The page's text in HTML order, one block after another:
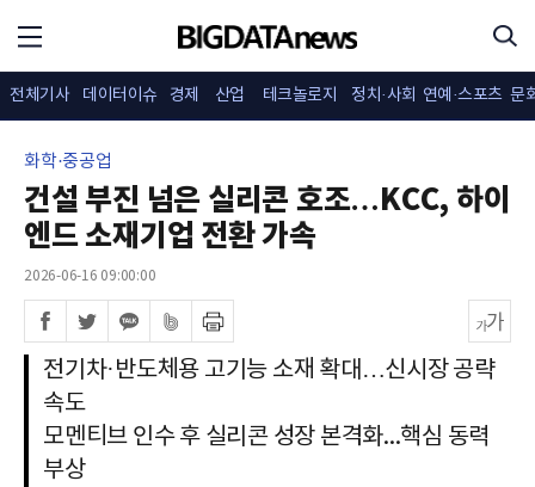
전체기사 데이터이슈 경제 산업 테크놀로지 정치·사회 연예·스포츠 문
화학·중공업
건설 부진 넘은 실리콘 호조…KCC, 하이
엔드 소재기업 전환 가속
2026-06-16 09:00:00
전기차·반도체용 고기능 소재 확대…신시장 공략
속도
모멘티브 인수 후 실리콘 성장 본격화...핵심 동력
부상